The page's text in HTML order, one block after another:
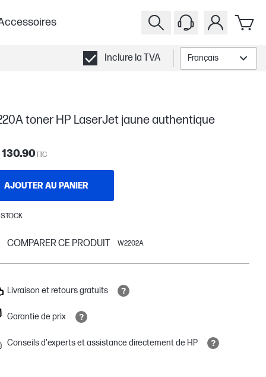
Inclure la TVA Français
toner HP LaserJet jaune authentique
130.90TTC
AJOUTER AU PANIER
COMPARER CE PRODUIT W2202A
Livraison et retours gratuits
Garantie de prix
Conseils d'experts et assistance directement de HP